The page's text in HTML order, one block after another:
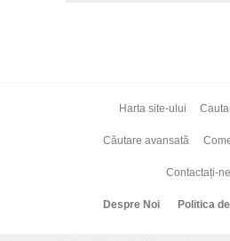
Harta site-ului
Căutare avansată
Contactați-ne
Despre Noi Politica